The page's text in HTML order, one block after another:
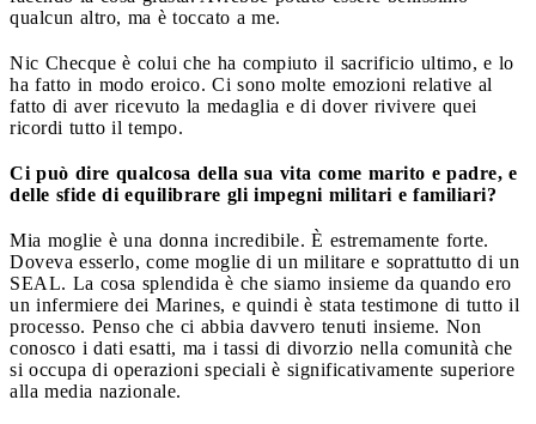
qualcun altro, ma è toccato a me.
Nic Checque è colui che ha compiuto il sacrificio ultimo, e lo
ha fatto in modo eroico. Ci sono molte emozioni relative al
fatto di aver ricevuto la medaglia e di dover rivivere quei
ricordi tutto il tempo.
Ci può dire qualcosa della sua vita come marito e padre, e
delle sfide di equilibrare gli impegni militari e familiari?
Mia moglie è una donna incredibile. È estremamente forte.
Doveva esserlo, come moglie di un militare e soprattutto di un
SEAL. La cosa splendida è che siamo insieme da quando ero
un infermiere dei Marines, e quindi è stata testimone di tutto il
processo. Penso che ci abbia davvero tenuti insieme. Non
conosco i dati esatti, ma i tassi di divorzio nella comunità che
si occupa di operazioni speciali è significativamente superiore
alla media nazionale.